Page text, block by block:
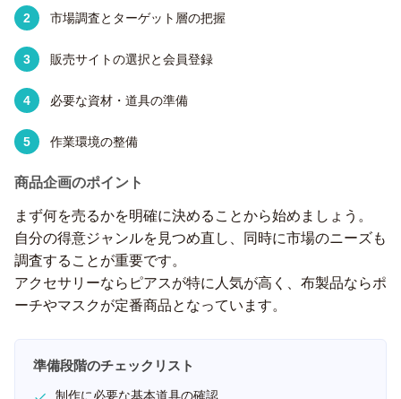
市場調査とターゲット層の把握
販売サイトの選択と会員登録
必要な資材・道具の準備
作業環境の整備
商品企画のポイント
まず何を売るかを明確に決めることから始めましょう。
自分の得意ジャンルを見つめ直し、同時に市場のニーズも
調査することが重要です。
アクセサリーならピアスが特に人気が高く、布製品ならポ
ーチやマスクが定番商品となっています。
準備段階のチェックリスト
制作に必要な基本道具の確認